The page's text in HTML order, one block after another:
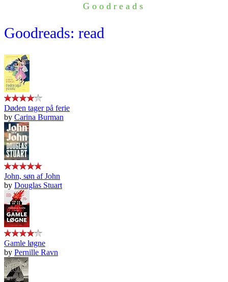
Goodreads
Goodreads: read
Døden tager på ferie
by Carina Burman
John, søn af John
by Douglas Stuart
Gamle løgne
by Pernille Ravn